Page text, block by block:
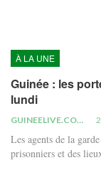
À LA UNE
Guinée : les
lundi
GUINEELIVE.COM
Les agents de la
prisonniers et des